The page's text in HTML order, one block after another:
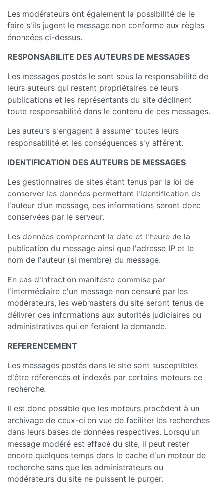
Les modérateurs ont également la possibilité de le
faire s'ils jugent le message non conforme aux règles
énoncées ci-dessus.
RESPONSABILITE DES AUTEURS DE MESSAGES
Les messages postés le sont sous la responsabilité de
leurs auteurs qui restent propriétaires de leurs
publications et les représentants du site déclinent
toute responsabilité dans le contenu de ces messages.
Les auteurs s'engagent à assumer toutes leurs
responsabilité et les conséquences s'y afférent.
IDENTIFICATION DES AUTEURS DE MESSAGES
Les gestionnaires de sites étant tenus par la loi de
conserver les données permettant l'identification de
l'auteur d'un message, ces informations seront donc
conservées par le serveur.
Les données comprennent la date et l'heure de la
publication du message ainsi que l'adresse IP et le
nom de l'auteur (si membre) du message.
En cas d'infraction manifeste commise par
l'intermédiaire d'un message non censuré par les
modérateurs, les webmasters du site seront tenus de
délivrer ces informations aux autorités judiciaires ou
administratives qui en feraient la demande.
REFERENCEMENT
Les messages postés dans le site sont susceptibles
d'être référencés et indexés par certains moteurs de
recherche.
Il est donc possible que les moteurs procèdent à un
archivage de ceux-ci en vue de faciliter les recherches
dans leurs bases de données respectives. Lorsqu'un
message modéré est effacé du site, il peut rester
encore quelques temps dans le cache d'un moteur de
recherche sans que les administrateurs ou
modérateurs du site ne puissent le purger.